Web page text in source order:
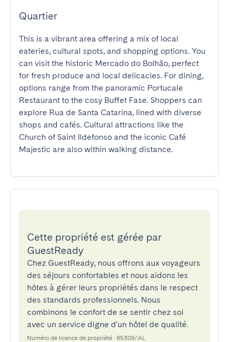
Quartier
This is a vibrant area offering a mix of local
eateries, cultural spots, and shopping options. You
can visit the historic Mercado do Bolhão, perfect
for fresh produce and local delicacies. For dining,
options range from the panoramic Portucale
Restaurant to the cosy Buffet Fase. Shoppers can
explore Rua de Santa Catarina, lined with diverse
shops and cafés. Cultural attractions like the
Church of Saint Ildefonso and the iconic Café
Majestic are also within walking distance.
Cette propriété est gérée par
GuestReady
Chez GuestReady, nous offrons aux voyageurs
des séjours confortables et nous aidons les
hôtes à gérer leurs propriétés dans le respect
des standards professionnels. Nous
combinons le confort de se sentir chez soi
avec un service digne d'un hôtel de qualité.
Numéro de licence de propriété : 85309/AL